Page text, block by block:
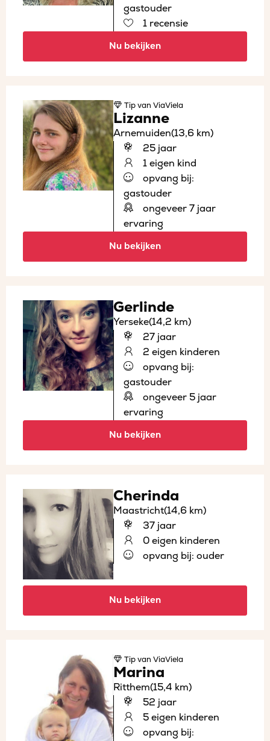
gastouder
1 recensie
Nu bekijken
Tipvan ViaViela
Lizanne
Arnemuiden(13,6 km)
25 jaar
1 eigen kind
opvang bij:
gastouder
ongeveer 7 jaar
ervaring
Nu bekijken
Gerlinde
Yerseke(14,2 km)
27 jaar
2 eigen kinderen
opvang bij:
gastouder
ongeveer 5 jaar
ervaring
Nu bekijken
Cherinda
Maastricht(14,6 km)
37 jaar
0 eigen kinderen
opvang bij: ouder
Nu bekijken
Tipvan ViaViela
Marina
Ritthem(15,4 km)
52 jaar
5 eigen kinderen
opvang bij: